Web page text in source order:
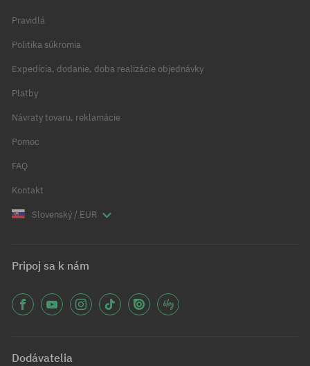
Pravidlá
Politika súkromia
Expedícia, dodanie, doba realizácie objednávky
Platby
Návraty tovaru, reklamácie
Pomoc
FAQ
Kontakt
Slovenský / EUR
Pripoj sa k nám
Dodávatelia